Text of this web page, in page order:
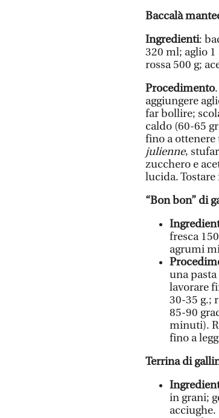
Baccalà
Ingredienti:
320 ml; aglio
rossa 500 g;
Procedimento
aggiungere
far bollire;
caldo (60-65
fino a ottenere
julienne,
zucchero e
lucida.
“Bon bon” di
fresca
agrumi
una
lavorare
30-35 g.;
85-90
minuti).
fino a
Terrina di
in grani;
acciughe.